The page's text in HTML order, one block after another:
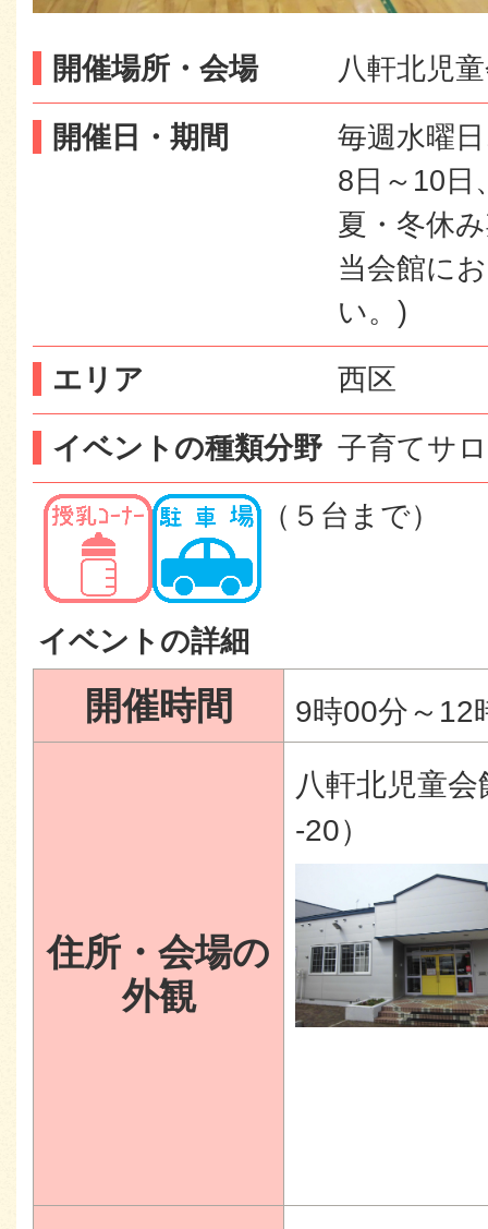
開催場所・会場 八軒北児
開催日・期間
毎週水曜
8日～10日
夏・冬休
当会館に
い。)
エリア 西区
イベントの種類分野 子育てサ
（５台まで）
イベントの詳細
開催時間 9時00分～12
住所・会場の
外観
八軒北児童
-20）